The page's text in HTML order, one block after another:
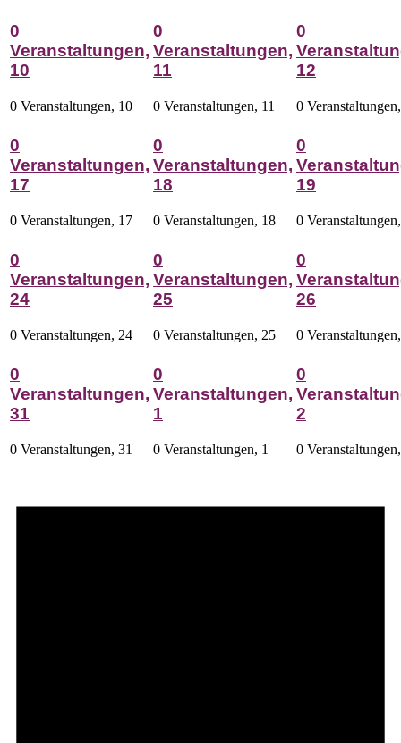
0
Veranstaltungen,
10
0 Veranstaltungen, 10
0
Veranstaltungen,
11
0 Veranstaltungen, 11
0
12
0
0
Veranstaltungen,
17
0 Veranstaltungen, 17
0
Veranstaltungen,
18
0 Veranstaltungen, 18
0
19
0
0
Veranstaltungen,
24
0 Veranstaltungen, 24
0
Veranstaltungen,
25
0 Veranstaltungen, 25
0
26
0
0
Veranstaltungen,
31
0 Veranstaltungen, 31
0
Veranstaltungen,
1
0 Veranstaltungen, 1
0
2
0